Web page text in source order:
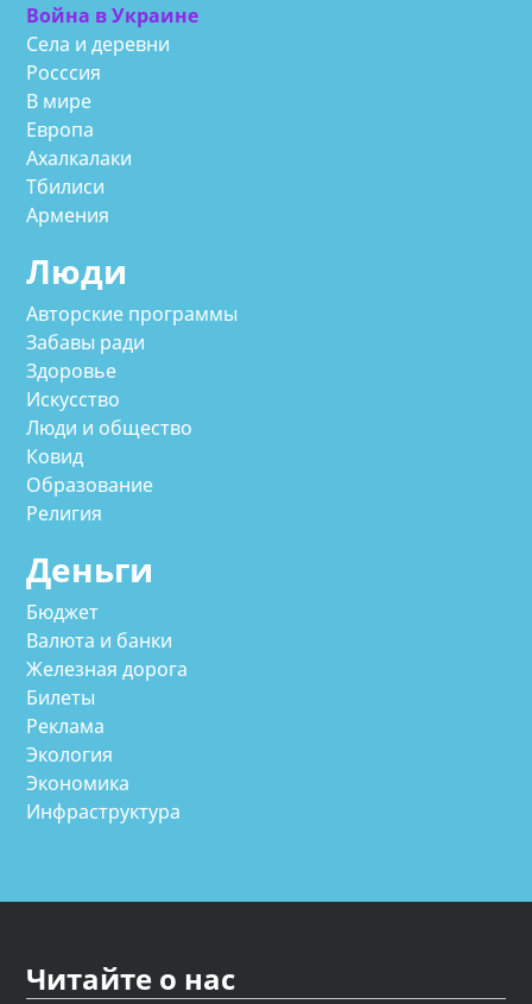
Война в Украине
Села и деревни
Росссия
В мире
Европа
Ахалкалаки
Тбилиси
Армения
Люди
Авторские программы
Забавы ради
Здоровье
Искусство
Люди и общество
Ковид
Образование
Религия
Деньги
Бюджет
Валюта и банки
Железная дорога
Билеты
Реклама
Экология
Экономика
Инфраструктура
Читайте о нас